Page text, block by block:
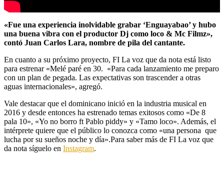
«Fue una experiencia inolvidable grabar ‘Enguayabao’ y hubo
una buena vibra con el productor Dj como loco & Mc Filmz»,
contó Juan Carlos Lara, nombre de pila del cantante.
En cuanto a su próximo proyecto, FI La voz que da nota está listo
para estrenar «Melé paré en 30. «Para cada lanzamiento me preparo
con un plan de pegada. Las expectativas son trascender a otras
aguas internacionales», agregó.
Vale destacar que el dominicano inició en la industria musical en
2016 y desde entonces ha estrenado temas exitosos como «De 8
pala 10», «Yo no borro ft Pablo piddy» y «Tamo loco». Además, el
intérprete quiere que el público lo conozca como «una persona que
lucha por su sueños noche y día».Para saber más de FI La voz que
da nota síguelo en Instagram.